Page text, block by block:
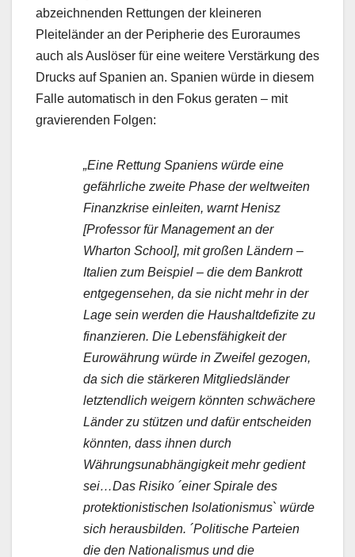
abzeichnenden Rettungen der kleineren
Pleiteländer an der Peripherie des Euroraumes
auch als Auslöser für eine weitere Verstärkung des
Drucks auf Spanien an. Spanien würde in diesem
Falle automatisch in den Fokus geraten – mit
gravierenden Folgen:
„Eine Rettung Spaniens würde eine
gefährliche zweite Phase der weltweiten
Finanzkrise einleiten, warnt Henisz
[Professor für Management an der
Wharton School], mit großen Ländern –
Italien zum Beispiel – die dem Bankrott
entgegensehen, da sie nicht mehr in der
Lage sein werden die Haushaltdefizite zu
finanzieren. Die Lebensfähigkeit der
Eurowährung würde in Zweifel gezogen,
da sich die stärkeren Mitgliedsländer
letztendlich weigern könnten schwächere
Länder zu stützen und dafür entscheiden
könnten, dass ihnen durch
Währungsunabhängigkeit mehr gedient
sei…Das Risiko ´einer Spirale des
protektionistischen Isolationismus` würde
sich herausbilden. ´Politische Parteien
die den Nationalismus und die